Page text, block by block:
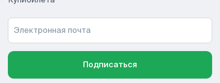
Электронная почта
Подписаться